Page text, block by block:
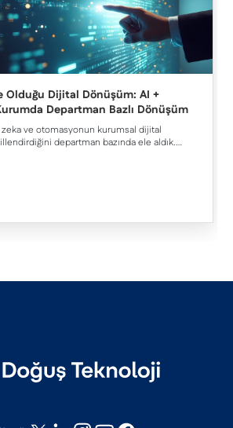
Olduğu Dijital Dönüşüm: AI +
Departman Bazlı Dönüşüm
zeka ve otomasyonun kurumsal dijital
departman bazında ele aldık.
yararlandığını, departmanlar arası
başarısındaki rolünü ve sürdürülebilir bir
nasıl kurgulanması gerektiğini aktardık.